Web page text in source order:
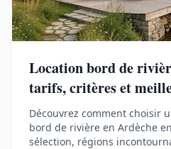
Location bord de
tarifs, critères et
Découvrez comment choisir
bord de rivière en Ardèche
sélection, régions